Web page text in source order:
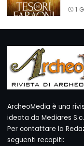
1
ArcheoMedia è una
ideata da Mediares S.c.
Per contattare la
seguenti recapiti: